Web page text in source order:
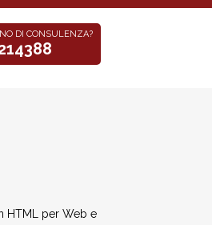
DI CONSULENZA?
HTML per Web e